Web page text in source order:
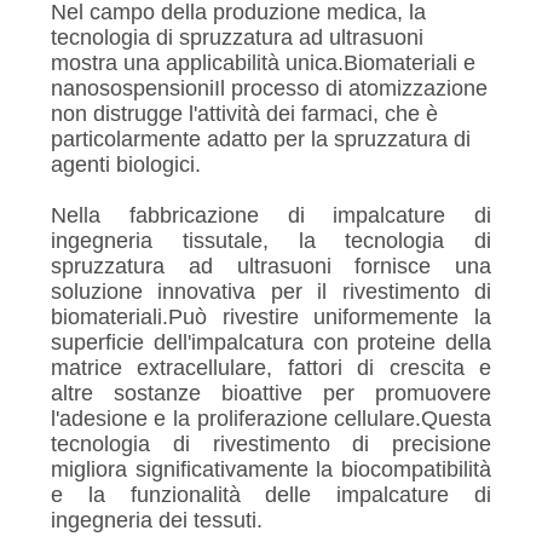
Nel campo della produzione medica, la
tecnologia di spruzzatura ad ultrasuoni
mostra una applicabilità unica.Biomateriali e
nanosospensioniIl processo di atomizzazione
non distrugge l'attività dei farmaci, che è
particolarmente adatto per la spruzzatura di
agenti biologici.
Nella fabbricazione di impalcature di
ingegneria tissutale, la tecnologia di
spruzzatura ad ultrasuoni fornisce una
soluzione innovativa per il rivestimento di
biomateriali.Può rivestire uniformemente la
superficie dell'impalcatura con proteine della
matrice extracellulare, fattori di crescita e
altre sostanze bioattive per promuovere
l'adesione e la proliferazione cellulare.Questa
tecnologia di rivestimento di precisione
migliora significativamente la biocompatibilità
e la funzionalità delle impalcature di
ingegneria dei tessuti.